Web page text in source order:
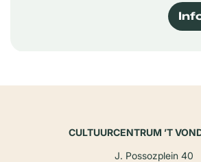
CULTUURCENTRUM ’T
J. Possozplein 40